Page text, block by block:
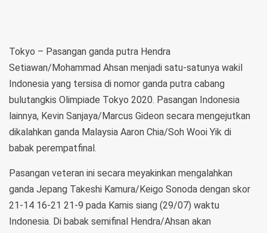
Tokyo – Pasangan ganda putra Hendra
Setiawan/Mohammad Ahsan menjadi satu-satunya wakil
Indonesia yang tersisa di nomor ganda putra cabang
bulutangkis Olimpiade Tokyo 2020. Pasangan Indonesia
lainnya, Kevin Sanjaya/Marcus Gideon secara mengejutkan
dikalahkan ganda Malaysia Aaron Chia/Soh Wooi Yik di
babak perempatfinal.
Pasangan veteran ini secara meyakinkan mengalahkan
ganda Jepang Takeshi Kamura/Keigo Sonoda dengan skor
21-14 16-21 21-9 pada Kamis siang (29/07) waktu
Indonesia. Di babak semifinal Hendra/Ahsan akan